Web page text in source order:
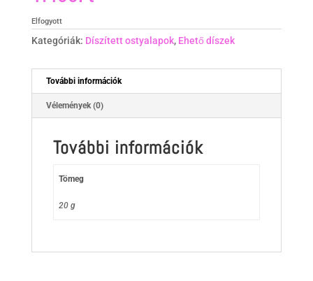
Elfogyott
Kategóriák: Díszített ostyalapok, Ehető díszek
További információk
Vélemények (0)
További információk
Tömeg
20 g